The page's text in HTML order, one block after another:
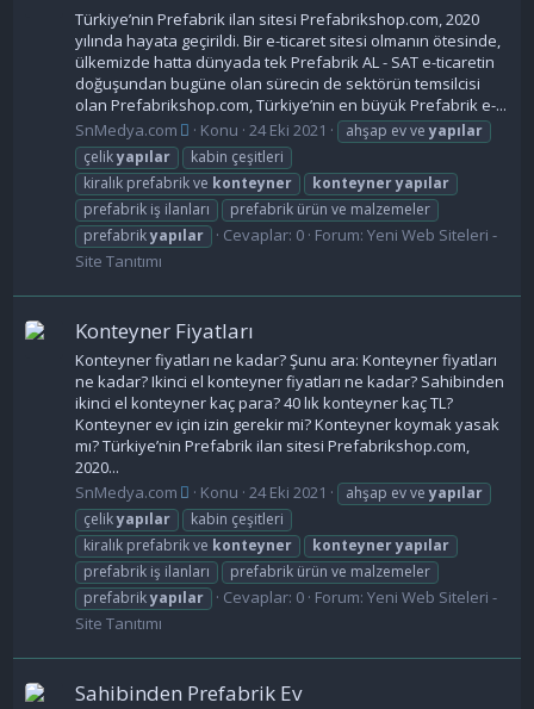
Türkiye’nin Prefabrik ilan sitesi Prefabrikshop.com, 2020
yılında hayata geçirildi. Bir e-ticaret sitesi olmanın ötesinde,
ülkemizde hatta dünyada tek Prefabrik AL - SAT e-ticaretin
doğuşundan bugüne olan sürecin de sektörün temsilcisi
olan Prefabrikshop.com, Türkiye’nin en büyük Prefabrik e-...
SnMedya.com
Konu 24 Eki 2021 ahşap ev veyapılar
çelikyapılar
kabin çeşitleri
kiralık prefabrik ve konteyner konteyneryapılar
prefabrik iş ilanları
prefabrik ürün ve malzemeler
prefabrikyapılar Cevaplar: 0 Forum:Yeni Web Siteleri -
Site Tanıtımı
Konteyner Fiyatları
Konteyner fiyatları ne kadar? Şunu ara: Konteyner fiyatları
ne kadar? Ikinci el konteyner fiyatları ne kadar? Sahibinden
ikinci el konteyner kaç para? 40 lık konteyner kaç TL?
Konteyner ev için izin gerekir mi? Konteyner koymak yasak
mı? Türkiye’nin Prefabrik ilan sitesi Prefabrikshop.com,
2020...
SnMedya.com
Konu 24 Eki 2021 ahşap ev veyapılar
çelikyapılar
kabin çeşitleri
kiralık prefabrik ve konteyner konteyneryapılar
prefabrik iş ilanları
prefabrik ürün ve malzemeler
prefabrikyapılar Cevaplar: 0 Forum:Yeni Web Siteleri -
Site Tanıtımı
Sahibinden Prefabrik Ev